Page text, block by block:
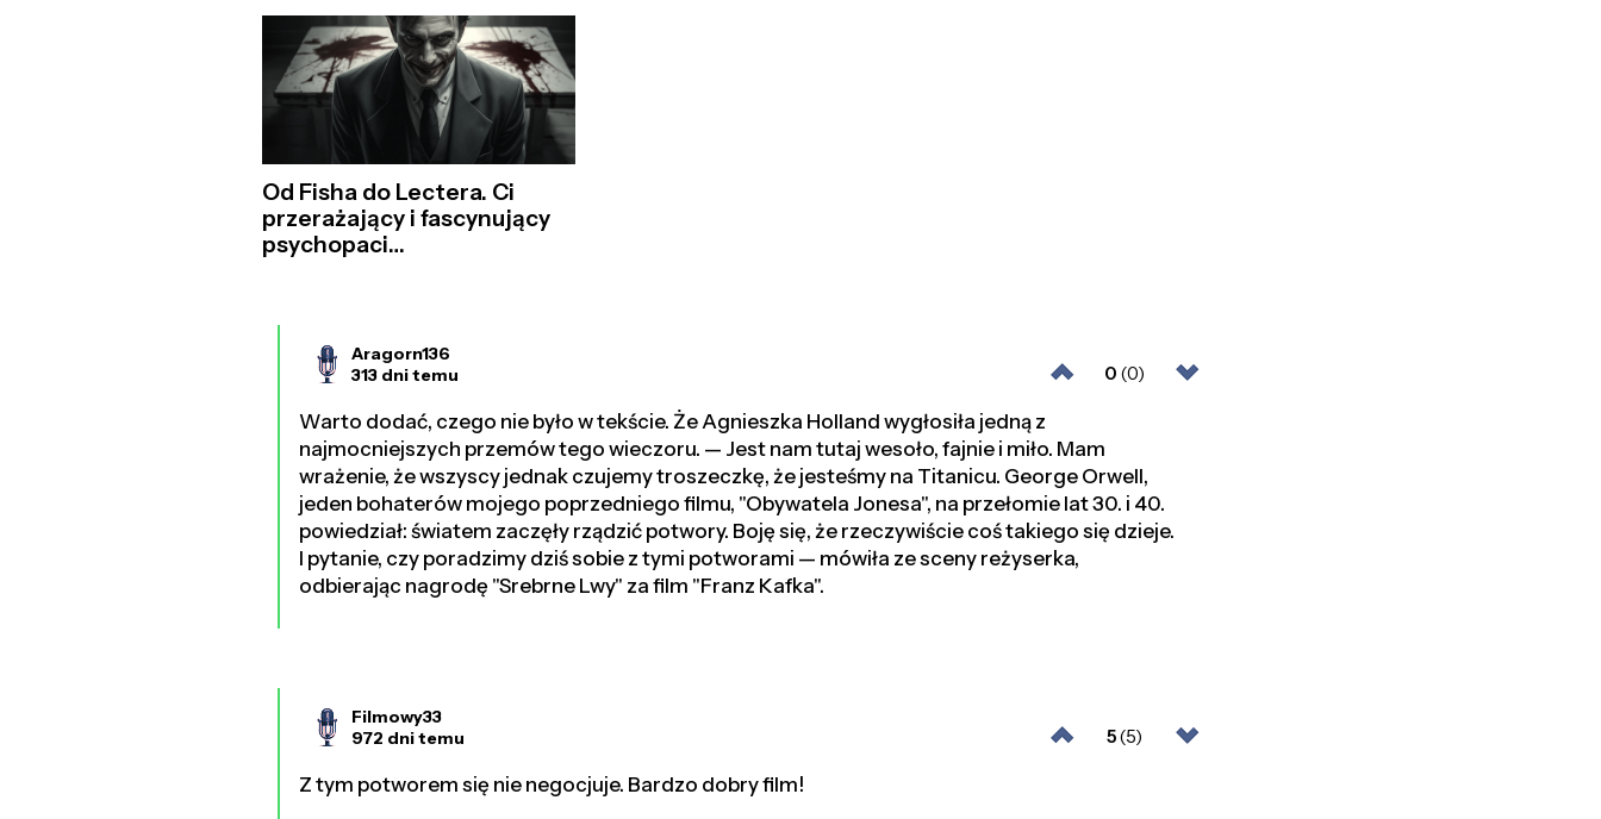
Od Fisha do Lectera. Ci
przerażający i fascynujący
psychopaci…
0 (0)
Aragorn136
313 dni temu
Warto dodać, czego nie było w tekście. Że Agnieszka Holland wygłosiła jedną z
najmocniejszych przemów tego wieczoru. — Jest nam tutaj wesoło, fajnie i miło. Mam
wrażenie, że wszyscy jednak czujemy troszeczkę, że jesteśmy na Titanicu. George Orwell,
jeden bohaterów mojego poprzedniego filmu, "Obywatela Jonesa", na przełomie lat 30. i 40.
powiedział: światem zaczęły rządzić potwory. Boję się, że rzeczywiście coś takiego się dzieje.
I pytanie, czy poradzimy dziś sobie z tymi potworami — mówiła ze sceny reżyserka,
odbierając nagrodę "Srebrne Lwy" za film "Franz Kafka".
5(5)
Filmowy33
972 dni temu
Z tym potworem się nie negocjuje. Bardzo dobry film!